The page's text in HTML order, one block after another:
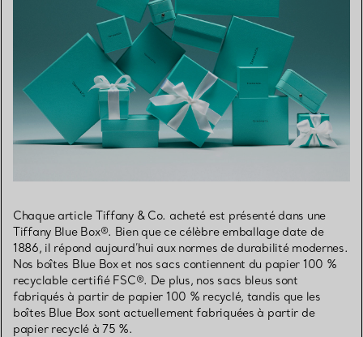
Chaque article Tiffany & Co. acheté est présenté dans une
Tiffany Blue Box®. Bien que ce célèbre emballage date de
1886, il répond aujourd’hui aux normes de durabilité modernes.
Nos boîtes Blue Box et nos sacs contiennent du papier 100 %
recyclable certifié FSC®. De plus, nos sacs bleus sont
fabriqués à partir de papier 100 % recyclé, tandis que les
boîtes Blue Box sont actuellement fabriquées à partir de
papier recyclé à 75 %.